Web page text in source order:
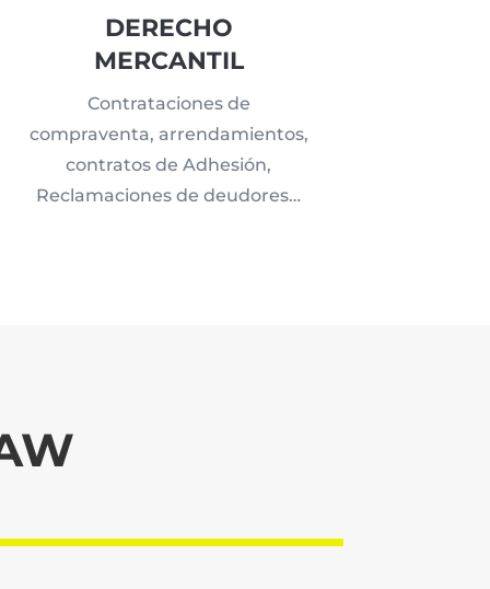
DERECHO
MERCANTIL
Contrataciones de
compraventa, arrendamientos,
contratos de Adhesión,
Reclamaciones de deudores…